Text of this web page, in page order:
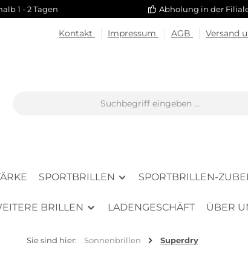
1 - 2 Tagen Abholung in der
Kontakt Impressum AGB Versand
SPORTBRILLEN SPORTBRILLEN-
BRILLEN LADENGESCHÄFT ÜBER
Sie sind hier: Sonnenbrillen Superdry